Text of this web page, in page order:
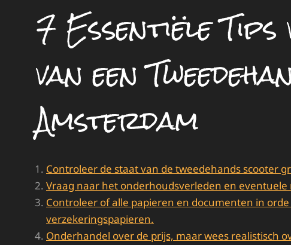
7 Essentiële
van een
Amsterdam
Controleer de staat van de tweedehands scooter
Vraag naar het onderhoudsverleden en
Controleer of alle papieren en documenten in
verzekeringspapieren.
Onderhandel over de prijs, maar wees realistisch